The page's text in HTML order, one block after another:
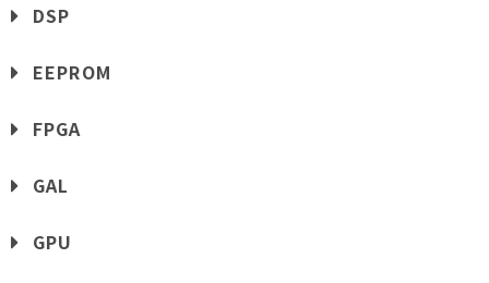
DSP
EEPROM
FPGA
GAL
GPU